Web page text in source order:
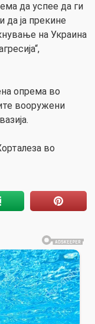
да успее да ги
да ја прекине
на Украина
опрема во
вооружени
во